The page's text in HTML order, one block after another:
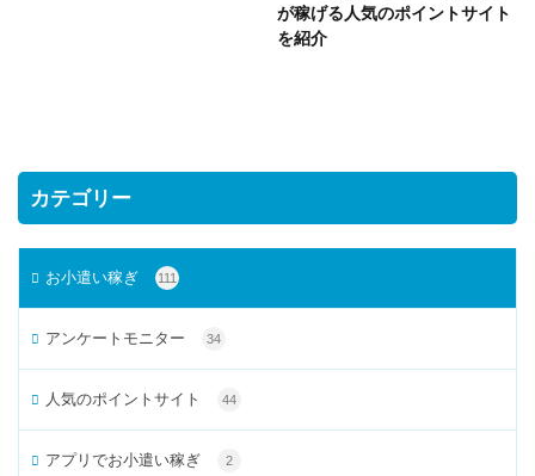
が稼げる人気のポイントサイト
を紹介
カテゴリー
お小遣い稼ぎ 111
アンケートモニター 34
人気のポイントサイト 44
アプリでお小遣い稼ぎ 2